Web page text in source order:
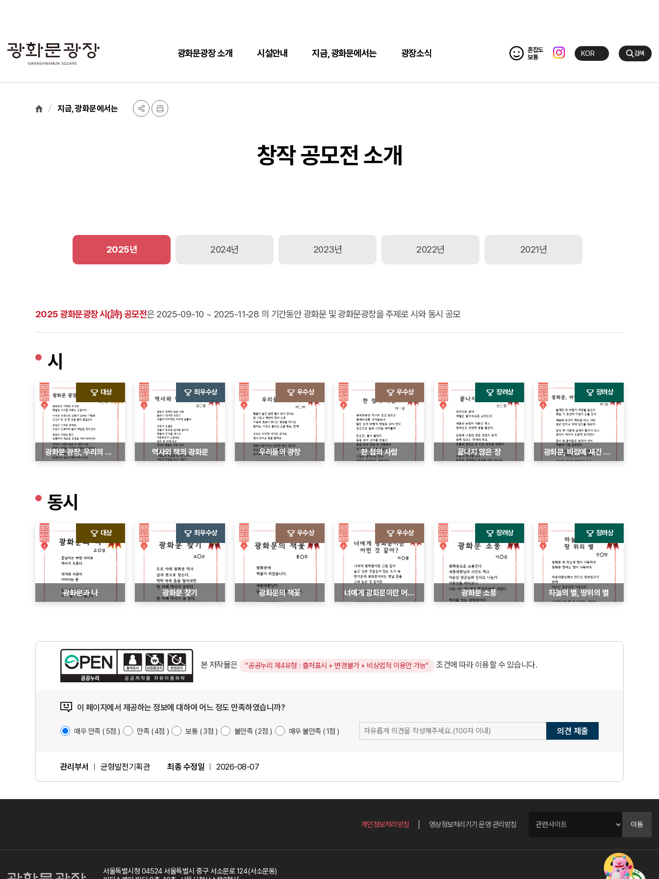
광화문광장 소개 시설안내 지금, 광화문에서는 광장소식
혼잡도
보통
KOR 검색
지금, 광화문에서는
창작 공모전 소개
2025년 2024년 2023년 2022년 2021년
2025 광화문광장 시(詩) 공모전은 2025-09-10 ~ 2025-11-28 의 기간동안 광화문 및 광화문광장을 주제로 시와 동시 공모
시
광화문 광장, 우리의 도서관
대상
역사와 책의 광화문
최우수상
우리들의 광장
우수상
한 점의 사람
우수상
끝나지 않은 장
장려상
광화문, 바람에 새긴 시간
장려상
동시
광화문과 나
대상
광화문 찾기
최우수상
광화문의 책꽃
우수상
너에게 광화문이란 어떤 것 같아?
우수상
광화문 소풍
장려상
하늘의 별, 땅위의 별
장려상
본 저작물은 "공공누리 제4유형 : 출처표시 + 변경불가 + 비상업적 이용만 가능" 조건에 따라 이용할 수 있습니다.
이 페이지에서 제공하는 정보에 대하여 어느 정도 만족하였습니까?
매우 만족 5점 만족 4점 보통 3점 불만족 2점 매우 불만족 1점
의
의견 제출
관리부서 균형발전기획관 최종 수정일 2026-08-07
개인정보처리방침 영상정보처리기기 운영 관리방침
트
이동
서울특별시청 04524 서울특별시 중구 서소문로 124(서소문동)